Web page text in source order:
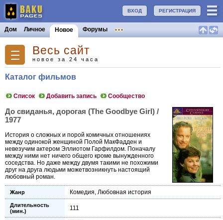
РЕГИСТРАЦИЯ
ВХОД
Дом Личное Новое Форумы
Весь сайт
новое за 24 часа
Каталог фильмов
Список Добавить запись Сообщество
До свиданья, дорогая (The Goodbye Girl) /
1977
История о сложных и порой комичных отношениях
между одинокой женщиной Полой МакФадден и
невезучим актером Эллиотом Гарфилдом. Поначалу
между ними нет ничего общего кроме вынужденного
соседства. Но даже между двумя такими не похожими
друг на друга людьми можетвозникнуть настоящий
любовный роман.
Жанр Комедия, Любовная история
Длительность
(мин.)
111